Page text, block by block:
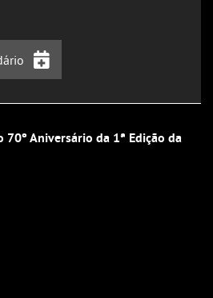
70º Aniversário da 1ª Edição da